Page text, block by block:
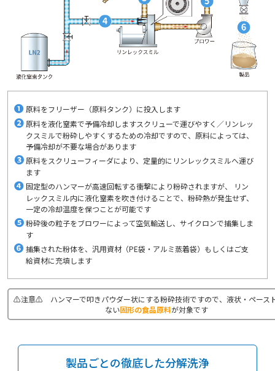
❶ 原料をフリーザー（原料タンク）に投入します
❷ 原料を液化窒素で予備冷却しますスクリューで運びやすく／リンレッ
クスミルで粉砕しやすくするための冷却ですので、原料によっては、
予備冷却が不要な場合があります
❸ 原料をスクリューフィーダにより、 定量的にリンレックスミルへ運び
ます
❹固定型のハンマーが高速回転する衝撃により粉砕されますが、 リン
レックスミル内に液化窒素を吹き付けることで、粉砕熱が発生せず、
一定の冷却温度を保つことが可能です
❺粉砕後の粒子をブロワーによって空気輸送し、サイクロンで捕集しま
す
❻ 捕集された粉体を、汎用資材（PE袋・アルミ蒸着袋） もしくはご支
給資材に充填します
⚠注意⚠ ハンマーで叩きパウダー状にする粉砕技術ですので、液状・ペース
ない固形の食品原料が対象です
製品ごとの徹底した分解洗浄